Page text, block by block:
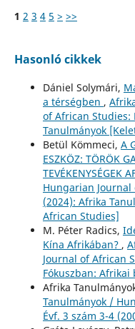
1 2 3 4 5 > >>
Hasonló cikkek
Dániel Solymári,
a térségben ,
of African Studies:
Tanulmányok
Betül Kömmeci, A
ESZKÖZ: TÖRÖK
TEVÉKENYSÉGEK
Hungarian Journal
(2024): Afrika
African Studies]
M. Péter Radics,
Kína Afrikában? ,
Journal of African
Fókuszban:
Afrika
Tanulmányok /
Évf. 3 szám 3-4